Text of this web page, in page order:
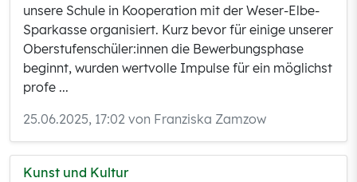
unsere Schule in Kooperation mit der Weser-Elbe-
Sparkasse organisiert. Kurz bevor für einige unserer
Oberstufenschüler:innen die Bewerbungsphase
beginnt, wurden wertvolle Impulse für ein möglichst
profe ...
25.06.2025, 17:02 von Franziska Zamzow
Kunst und Kultur